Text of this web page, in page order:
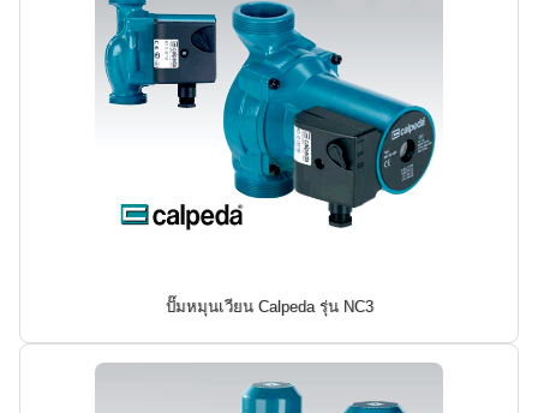
ปั๊มหมุนเวียน Calpeda รุ่น NC3